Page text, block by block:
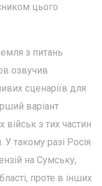
цього
з питань
озвучив
сценаріїв для
варіант
з тих частин
такому разі Росія
на Сумську,
проте в інших